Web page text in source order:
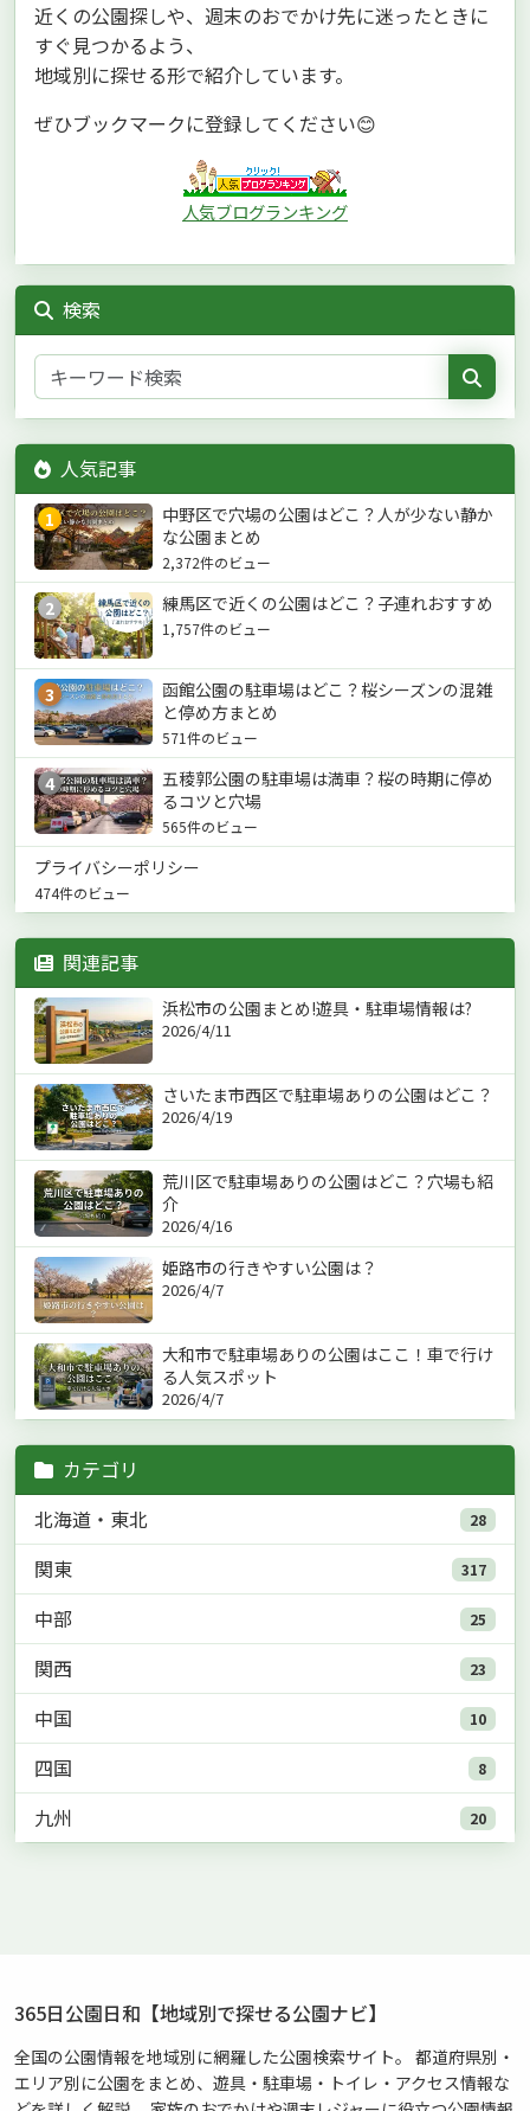
近くの公園探しや、週末のおでかけ先に迷ったときに
すぐ見つかるよう、
地域別に探せる形で紹介しています。
ぜひブックマークに登録してください😊
人気ブログランキング
検索
人気記事
1
中野区で穴場の公園はどこ？人が少ない静か
な公園まとめ
2,372件のビュー
2 練馬区で近くの公園はどこ？子連れおすすめ
1,757件のビュー
3
函館公園の駐車場はどこ？桜シーズンの混雑
と停め方まとめ
571件のビュー
4
五稜郭公園の駐車場は満車？桜の時期に停め
るコツと穴場
565件のビュー
プライバシーポリシー
474件のビュー
関連記事
浜松市の公園まとめ!遊具・駐車場情報は?
2026/4/11
さいたま市西区で駐車場ありの公園はどこ？
2026/4/19
荒川区で駐車場ありの公園はどこ？穴場も紹
介
2026/4/16
姫路市の行きやすい公園は？
2026/4/7
大和市で駐車場ありの公園はここ！車で行け
る人気スポット
2026/4/7
カテゴリ
北海道・東北
28
関東 317
中部 25
関西 23
中国 10
四国 8
九州 20
365日公園日和【地域別で探せる公園ナビ】
全国の公園情報を地域別に網羅した公園検索サイト。 都道府県別・
エリア別に公園をまとめ、遊具・駐車場・トイレ・アクセス情報な